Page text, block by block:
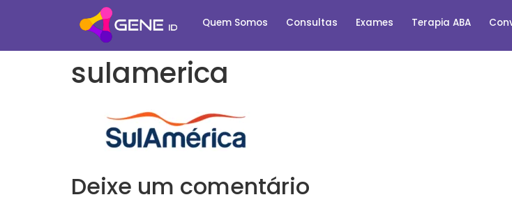
Quem Somos Consultas Exames Terapia ABA
sulamerica
Deixe um comentário